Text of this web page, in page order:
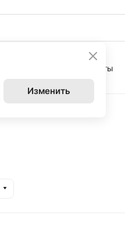
Изменить
Контакты